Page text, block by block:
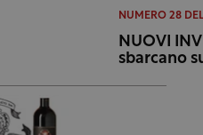
NUMERO 28
NUOVI
sbarcano